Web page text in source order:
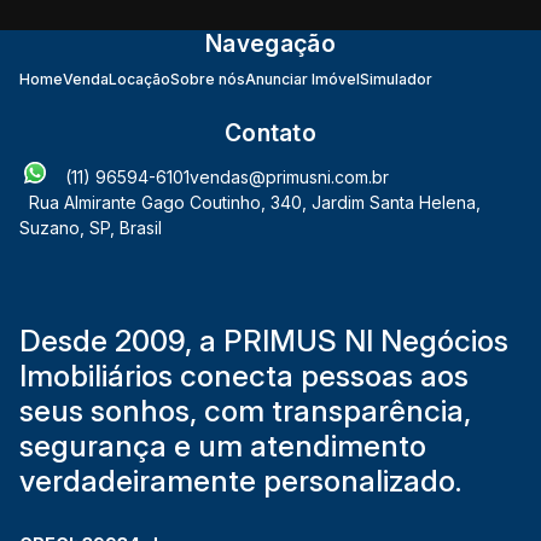
Navegação
HomeVendaLocaçãoSobre nósAnunciar ImóvelSimulador
Contato
(11) 96594-6101vendas@primusni.com.br
Rua Almirante Gago Coutinho 340 Jardim Santa Helena
Suzano SP Brasil
Desde 2009, a PRIMUS NI Negócios
Imobiliários conecta pessoas aos
seus sonhos, com transparência,
segurança e um atendimento
verdadeiramente personalizado.